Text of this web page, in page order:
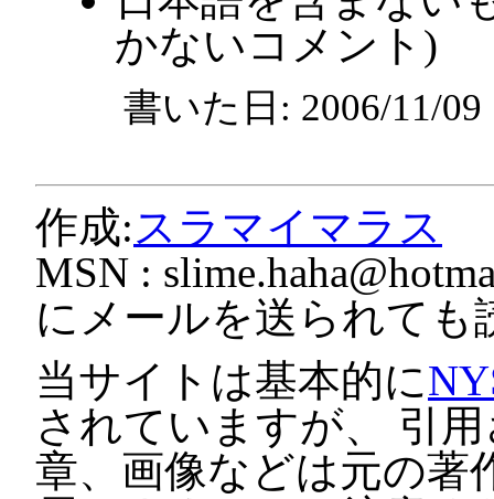
かないコメント)
書いた日: 2006/11/
作成:スラマイマラス
MSN :
にメールを送られても
当サイトは基本的に
されていますが、 引
章、画像などは元の著